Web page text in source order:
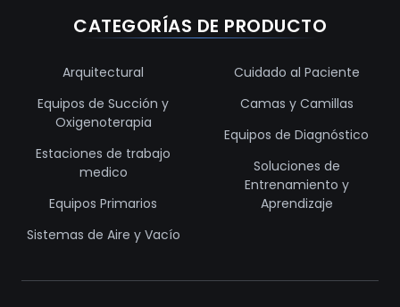
CATEGORÍAS DE PRODUCTO
Arquitectural
Equipos de Succión y
Oxigenoterapia
Estaciones de trabajo
medico
Equipos Primarios
Sistemas de Aire y Vacío
Cuidado al Paciente
Camas y Camillas
Equipos de Diagnóstico
Soluciones de
Entrenamiento y
Aprendizaje